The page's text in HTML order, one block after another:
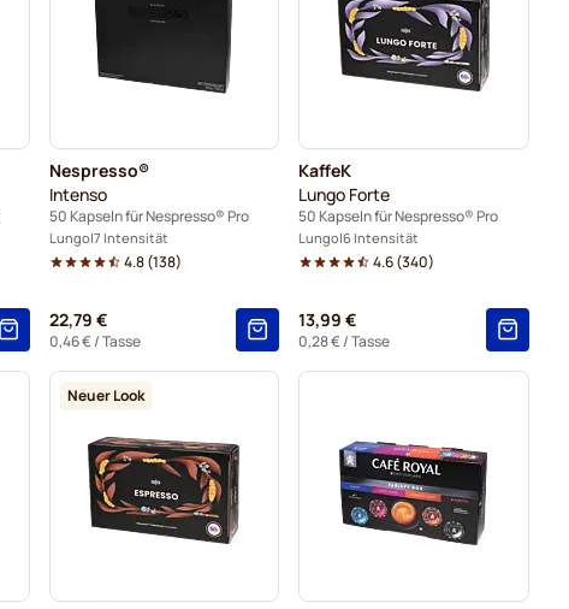
Nespresso®
Intenso
50 Kapseln für Nespresso® Pro
Lungo 7 Intensität
4.8(138)
22,79 €
0,46 €/ Tasse
KaffeK
Lungo Forte
50 Kapseln für Nespresso® Pro
Lungo 6 Intensität
4.6(340)
13,99 €
0,28 €/ Tasse
Neuer Look